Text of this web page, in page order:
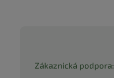
Zákaznická podpora: